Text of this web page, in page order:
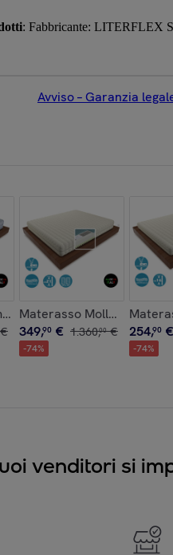
: Fabbricante: LITERFLEX
Avviso – Garanzia
Antiallergico 160x195
4 Strati WAVEFORM in
€
Materasso Molle
349,90 € 1.360,00 €
-74%
254,90 €
-74%
venditori si